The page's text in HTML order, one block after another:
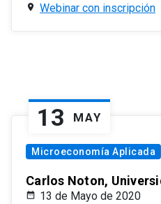
Webinar con inscripción
13 MAY
Microeconomía Aplicada
Carlos Noton,
13 de Mayo de 2020